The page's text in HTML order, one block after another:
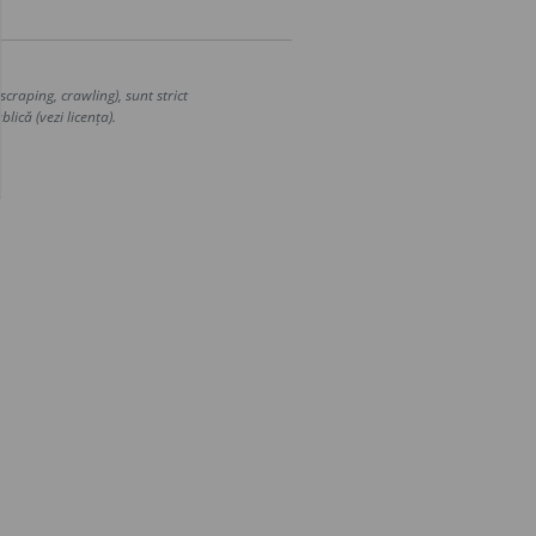
crawling), sunt strict
(vezi licența).